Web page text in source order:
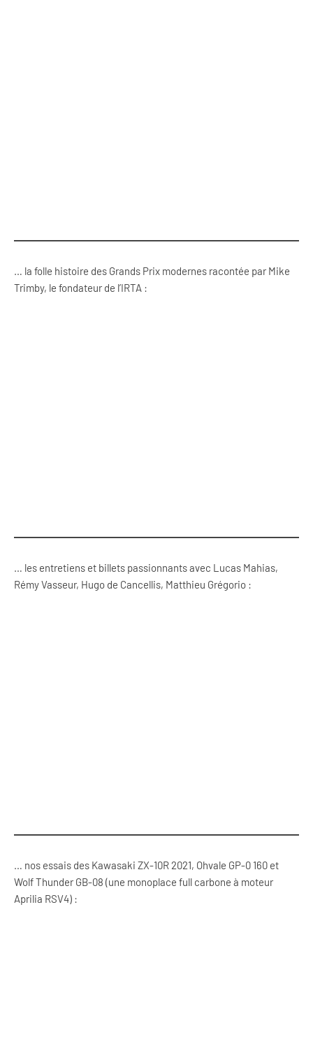
… la folle histoire des Grands Prix modernes racontée par Mike
Trimby, le fondateur de l’IRTA :
… les entretiens et billets passionnants avec Lucas Mahias,
Rémy Vasseur, Hugo de Cancellis, Matthieu Grégorio :
… nos essais des Kawasaki ZX-10R 2021, Ohvale GP-0 160 et
Wolf Thunder GB-08 (une monoplace full carbone à moteur
Aprilia RSV4) :